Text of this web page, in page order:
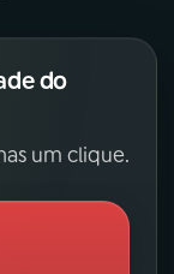
do
um clique.